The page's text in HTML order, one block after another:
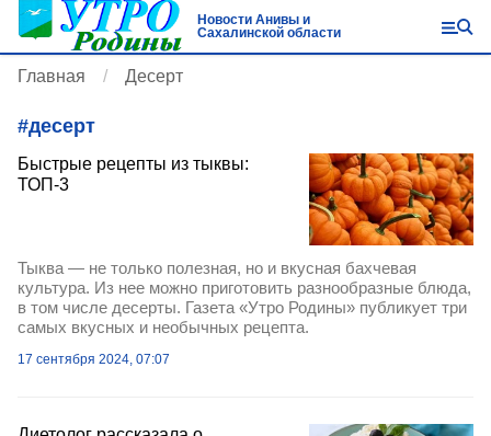
Новости Анивы и
Сахалинской области
Главная Десерт
#десерт
Быстрые рецепты из тыквы:
ТОП-3
Тыква — не только полезная, но и вкусная бахчевая
культура. Из нее можно приготовить разнообразные блюда,
в том числе десерты. Газета «Утро Родины» публикует три
самых вкусных и необычных рецепта.
17 сентября 2024, 07:07